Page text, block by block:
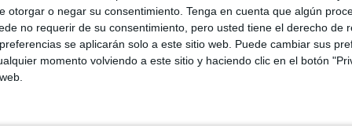
otorgar o negar su consentimiento. Tenga en cuenta que algún
no requerir de su consentimiento, pero usted tiene el derecho de
se aplicarán solo a este sitio web. Puede cambiar sus
momento volviendo a este sitio y haciendo clic en el botón
ser de la partida. TampocoBodiger. Una pieza clave
muy convincentea ojos de José Juan Romero.
que viajar sin él.